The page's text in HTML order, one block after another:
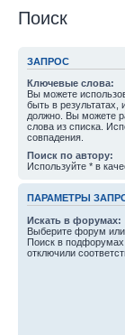
Поиск
ЗАПРОС
Ключевые слова:
Вы можете
быть в результатах,
должно. Вы можете
слова из списка.
совпадения.
Поиск по автору:
Используйте * в
ПАРАМЕТРЫ
Искать в форумах:
Выберите форум
Поиск в подфорумах
отключили